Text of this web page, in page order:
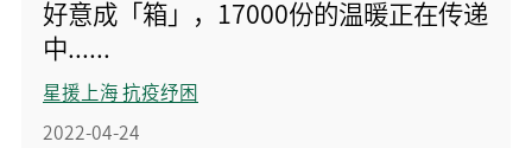
好意成「箱」，17000份的温暖正在传递
中......
星援上海 抗疫纾困
2022-04-24